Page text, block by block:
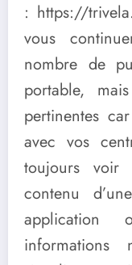
: https://
vous
nombre de
portable,
pertinentes
avec vos
toujours voir
contenu
application
informations